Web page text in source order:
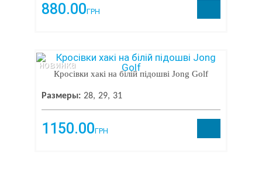
880.00ГРН
Кросівки хакі на білій підошві Jong Golf
Размеры: 28 29 31
1150.00ГРН
новинка